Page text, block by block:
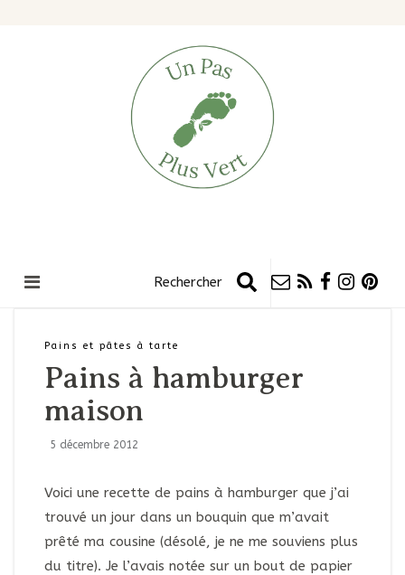
Pains et pâtes à tarte
Pains à hamburger
maison
5 décembre 2012
Voici une recette de pains à hamburger que j’ai
trouvé un jour dans un bouquin que m’avait
prêté ma cousine (désolé, je ne me souviens plus
du titre). Je l’avais notée sur un bout de papier